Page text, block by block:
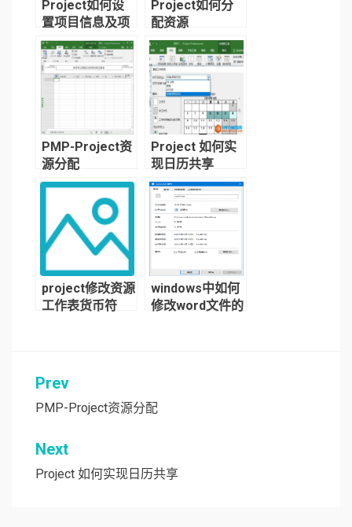
Project如何设
置项目信息及项
目日历
Project如何分
配资源
PMP-Project资
源分配
Project 如何实
现日历共享
project修改资源
工作表货币符
windows中如何
修改word文件的
文
章
导
航
Prev
PMP-Project资源分配
Next
Project 如何实现日历共享